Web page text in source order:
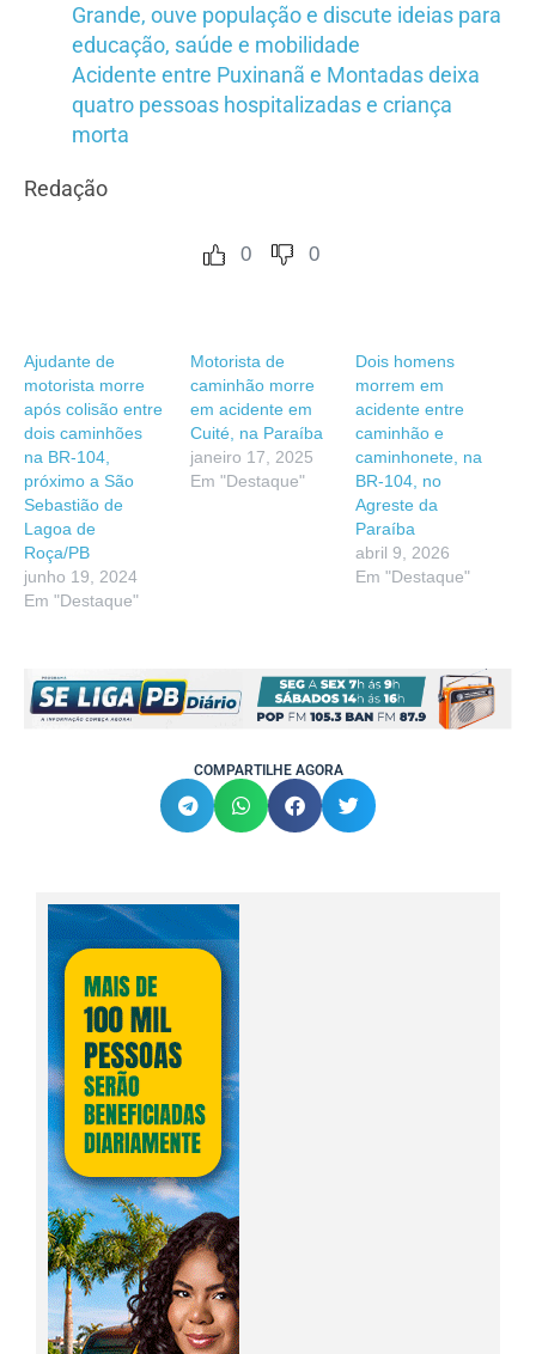
Grande, ouve população e discute ideias para
educação, saúde e mobilidade
Acidente entre Puxinanã e Montadas deixa
quatro pessoas hospitalizadas e criança
morta
Redação
0 0
Ajudante de
motorista morre
após colisão entre
dois caminhões
na BR-104,
próximo a São
Sebastião de
Lagoa de
Roça/PB
junho 19, 2024
Em "Destaque"
Motorista de
caminhão morre
em acidente em
Cuité, na Paraíba
janeiro 17, 2025
Em "Destaque"
Dois homens
morrem em
acidente entre
caminhão e
caminhonete, na
BR-104, no
Agreste da
Paraíba
abril 9, 2026
Em "Destaque"
COMPARTILHE AGORA